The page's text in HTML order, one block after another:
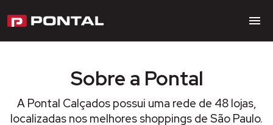
Sobre a Pontal
A Pontal Calçados possui uma rede de 48 lojas,
localizadas nos melhores shoppings de São Paulo.